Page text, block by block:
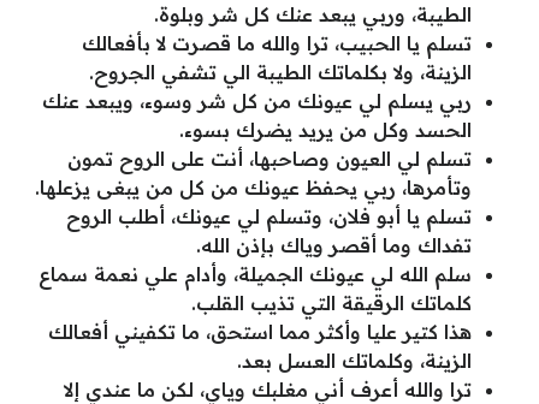
الطيبة، وربي يبعد عنك كل شر وبلوة.
تسلم يا الحبيب، ترا والله ما قصرت لا بأفعالك
الزينة، ولا بكلماتك الطيبة الي تشفي الجروح.
ربي يسلم لي عيونك من كل شر وسوء، ويبعد عنك
الحسد وكل من يريد يضرك بسوء.
تسلم لي العيون وصاحبها، أنت على الروح تمون
وتأمرها، ربي يحفظ عيونك من كل من يبغى يزعلها.
تسلم يا أبو فلان، وتسلم لي عيونك، أطلب الروح
تفداك وما أقصر وياك بإذن الله.
سلم الله لي عيونك الجميلة، وأدام علي نعمة سماع
كلماتك الرقيقة التي تذيب القلب.
هذا كتير عليا وأكثر مما استحق، ما تكفيني أفعالك
الزينة، وكلماتك العسل بعد.
ترا والله أعرف أني مغلبك وياي، لكن ما عندي إلا